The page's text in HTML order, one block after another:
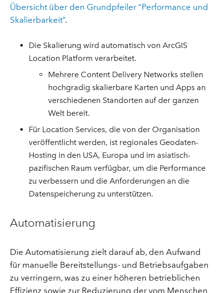
Übersicht über den Grundpfeiler “Performance und
Skalierbarkeit”.
Die Skalierung wird automatisch von ArcGIS
Location Platform verarbeitet.
Mehrere Content Delivery Networks stellen
hochgradig skalierbare Karten und Apps an
verschiedenen Standorten auf der ganzen
Welt bereit.
Für Location Services, die von der Organisation
veröffentlicht werden, ist regionales Geodaten-
Hosting in den USA, Europa und im asiatisch-
pazifischen Raum verfügbar, um die Performance
zu verbessern und die Anforderungen an die
Datenspeicherung zu unterstützen.
Automatisierung
Die Automatisierung zielt darauf ab, den Aufwand
für manuelle Bereitstellungs- und Betriebsaufgaben
zu verringern, was zu einer höheren betrieblichen
Effizienz sowie zur Reduzierung der vom Menschen